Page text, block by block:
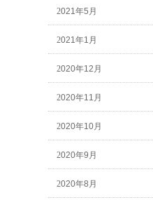
2021年5月
2021年1月
2020年12月
2020年11月
2020年10月
2020年9月
2020年8月